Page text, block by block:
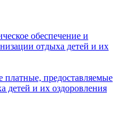
обеспечение и
отдыха детей и их
платные, предоставляемые
детей и их оздоровления